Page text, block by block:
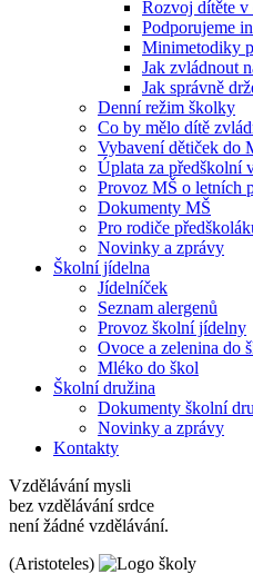
Rozvoj dítěte v
Podporujeme
Minimetodiky
Jak zvládnout
Jak správně
Denní režim školky
Co by mělo dítě
Vybavení dětiček do
Úplata za předškolní
Provoz MŠ o letních
Dokumenty MŠ
Pro rodiče
Novinky a zprávy
Školní jídelna
Jídelníček
Seznam alergenů
Provoz školní jídelny
Ovoce a zelenina do
Mléko do škol
Školní družina
Dokumenty školní
Novinky a zprávy
Kontakty
Vzdělávání mysli
bez vzdělávání srdce
není žádné vzdělávání.
(Aristoteles)